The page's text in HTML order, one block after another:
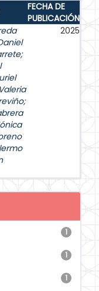
FECHA DE
PUBLICACIÓN
;
Valeria
;
2025
1
1
1